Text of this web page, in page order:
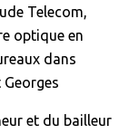
Telecom,
optique en
dans
Georges
et du bailleur